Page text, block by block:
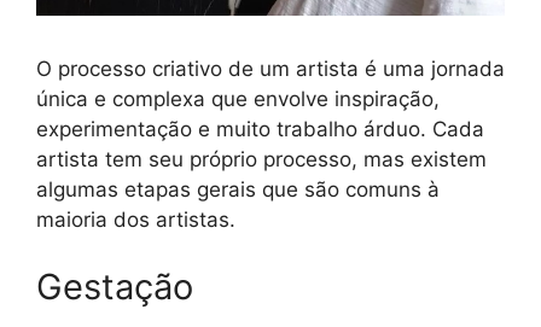
O processo criativo de um artista é uma jornada
única e complexa que envolve inspiração,
experimentação e muito trabalho árduo. Cada
artista tem seu próprio processo, mas existem
algumas etapas gerais que são comuns à
maioria dos artistas.
Gestação